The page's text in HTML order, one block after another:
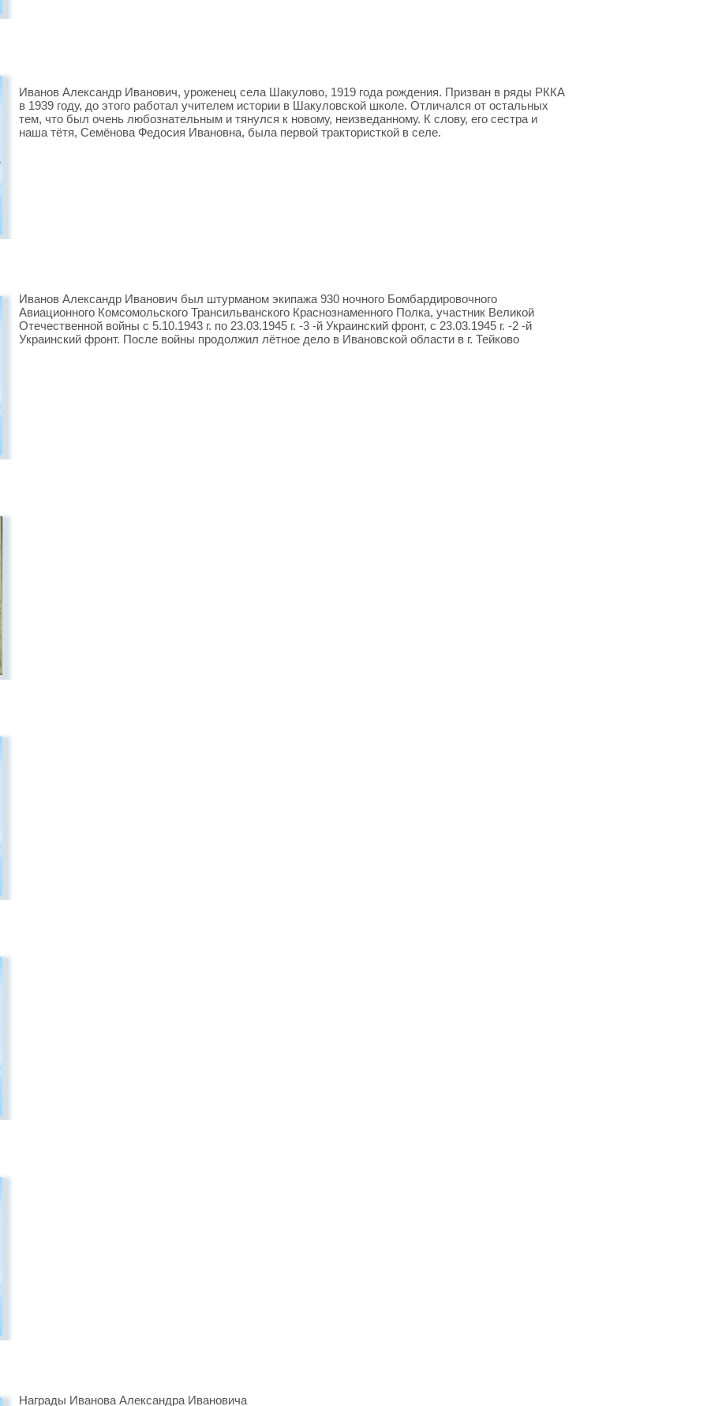
Иванов Александр Иванович, уроженец села Шакулово, 1919 года рождения. Призван в ряды РККА
в 1939 году, до этого работал учителем истории в Шакуловской школе. Отличался от остальных
тем, что был очень любознательным и тянулся к новому, неизведанному. К слову, его сестра и
наша тётя, Семёнова Федосия Ивановна, была первой трактористкой в селе.
Иванов Александр Иванович был штурманом экипажа 930 ночного Бомбардировочного
Авиационного Комсомольского Трансильванского Краснознаменного Полка, участник Великой
Отечественной войны с 5.10.1943 г. по 23.03.1945 г. -3 -й Украинский фронт, с 23.03.1945 г. -2 -й
Украинский фронт. После войны продолжил лётное дело в Ивановской области в г. Тейково
Награды Иванова Александра Ивановича